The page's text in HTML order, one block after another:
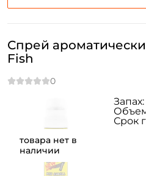
товара нет в
наличии
Спрей
Fish
Запах:
Срок